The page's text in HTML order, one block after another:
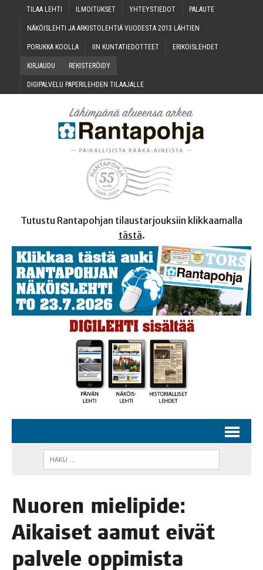
TILAA LEH­TI ILMOI­TUK­SET YHTEYS­TIE­DOT PALAU­TE
NÄKÖIS­LEH­TI JA ARKIS­TO­LEH­TIÄ VUO­DES­TA 2013 LÄHTIEN
PORUK­KA KOOLLA IIN KUN­TA­TIE­DOT­TEET ERI­KOIS­LEH­DET
KIR­JAU­DU REKIS­TE­RÖI­DY
DIGI­PAL­VE­LU PAPE­RI­LEH­DEN TILAAJALLE
Tutustu Rantapohjan tilaustarjouksiin klikkaamalla
tästä.
Nuo­ren mie­li­pi­de:
Aikai­set aamut eivät
pal­ve­le oppimista